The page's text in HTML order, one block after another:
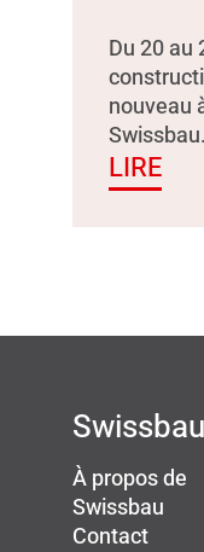
Du 20 au
nouveau
Swissbau.
LIRE
Swissbau
À propos de
Swissbau
Contact